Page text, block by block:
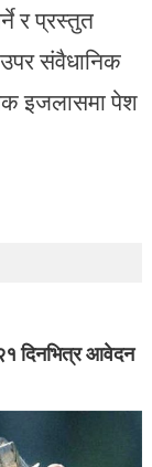
र प्रस्तुत
संवैधानिक
इजलासमा पेश
दिनभित्र आवेदन